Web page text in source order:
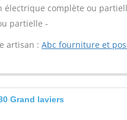
électrique complète ou
partielle -
artisan : Abc fourniture et
Grand laviers